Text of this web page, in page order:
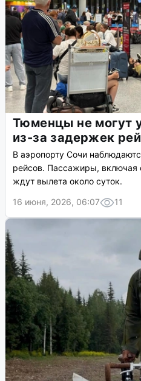
Тюменцы не могут
из-за задержек
В аэропорту Сочи
рейсов. Пассажиры, включая
ждут вылета около суток.
16 июня, 2026, 06:07
11